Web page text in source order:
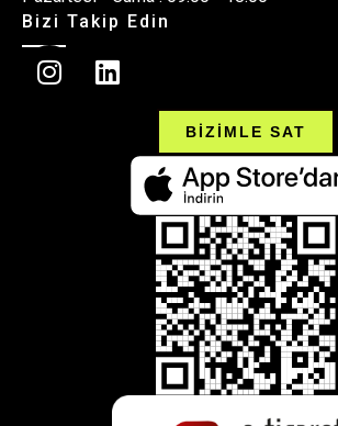
Bizi Takip Edin
BİZİMLE SAT